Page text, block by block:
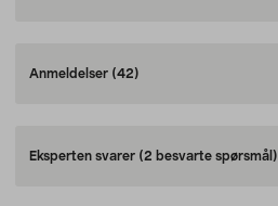
Anmeldelser (42)
Eksperten svarer (2 besvarte spørsmål)